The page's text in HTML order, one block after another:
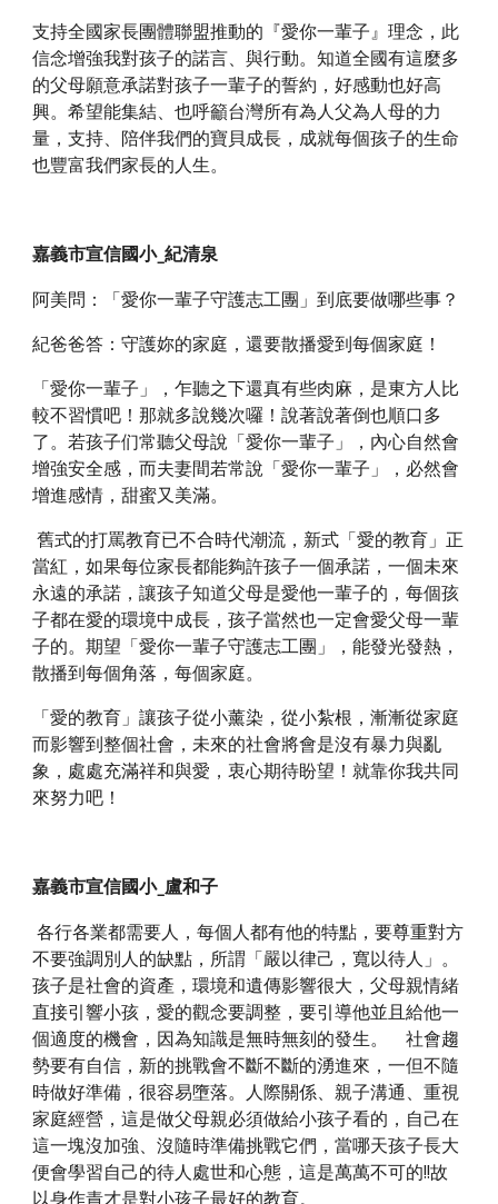
支持全國家長團體聯盟推動的『愛你一輩子』理念，此
信念增強我對孩子的諾言、與行動。知道全國有這麼多
的父母願意承諾對孩子一輩子的誓約，好感動也好高
興。希望能集結、也呼籲台灣所有為人父為人母的力
量，支持、陪伴我們的寶貝成長，成就每個孩子的生命
也豐富我們家長的人生。
嘉義市宣信國小_紀清泉
阿美問：「愛你一輩子守護志工團」到底要做哪些事？
紀爸爸答：守護妳的家庭，還要散播愛到每個家庭！
「愛你一輩子」，乍聽之下還真有些肉麻，是東方人比
較不習慣吧！那就多說幾次囉！說著說著倒也順口多
了。若孩子们常聽父母說「愛你一輩子」，內心自然會
增強安全感，而夫妻間若常說「愛你一輩子」，必然會
增進感情，甜蜜又美滿。
舊式的打罵教育已不合時代潮流，新式「愛的教育」正
當紅，如果每位家長都能夠許孩子一個承諾，一個未來
永遠的承諾，讓孩子知道父母是愛他一輩子的，每個孩
子都在愛的環境中成長，孩子當然也一定會愛父母一輩
子的。期望「愛你一輩子守護志工團」，能發光發熱，
散播到每個角落，每個家庭。
「愛的教育」讓孩子從小薰染，從小紮根，漸漸從家庭
而影響到整個社會，未來的社會將會是沒有暴力與亂
象，處處充滿祥和與愛，衷心期待盼望！就靠你我共同
來努力吧！
嘉義市宣信國小_盧和子
各行各業都需要人，每個人都有他的特點，要尊重對方
不要強調別人的缺點，所謂「嚴以律己，寬以待人」。
孩子是社會的資產，環境和遺傳影響很大，父母親情緒
直接引響小孩，愛的觀念要調整，要引導他並且給他一
個適度的機會，因為知識是無時無刻的發生。    社會趨
勢要有自信，新的挑戰會不斷不斷的湧進來，一但不隨
時做好準備，很容易墮落。人際關係、親子溝通、重視
家庭經營，這是做父母親必須做給小孩子看的，自己在
這一塊沒加強、沒隨時準備挑戰它們，當哪天孩子長大
便會學習自己的待人處世和心態，這是萬萬不可的!!故
以身作責才是對小孩子最好的教育。